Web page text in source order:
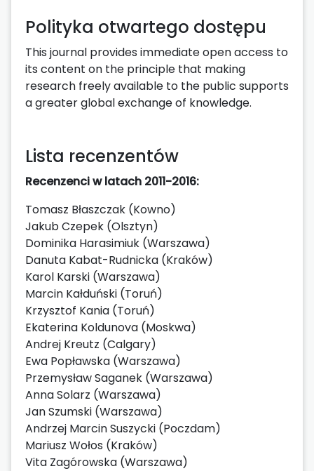
Polityka otwartego dostępu
This journal provides immediate open access to
its content on the principle that making
research freely available to the public supports
a greater global exchange of knowledge.
Lista recenzentów
Recenzenci w latach 2011-2016:
Tomasz Błaszczak (Kowno)
Jakub Czepek (Olsztyn)
Dominika Harasimiuk (Warszawa)
Danuta Kabat-Rudnicka (Kraków)
Karol Karski (Warszawa)
Marcin Kałduński (Toruń)
Krzysztof Kania (Toruń)
Ekaterina Koldunova (Moskwa)
Andrej Kreutz (Calgary)
Ewa Popławska (Warszawa)
Przemysław Saganek (Warszawa)
Anna Solarz (Warszawa)
Jan Szumski (Warszawa)
Andrzej Marcin Suszycki (Poczdam)
Mariusz Wołos (Kraków)
Vita Zagórowska (Warszawa)